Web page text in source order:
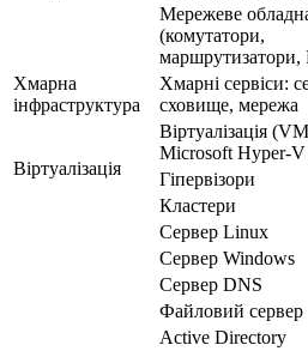
Мережеве
(комутатори,
маршрутизатори,
Хмарна
інфраструктура
Хмарні сервіси:
сховище, мережа
Віртуалізація
Віртуалізація
Microsoft Hyper-
Гіпервізори
Кластери
Сервер Linux
Сервер Windows
Сервер DNS
Файловий сервер
Active Directory